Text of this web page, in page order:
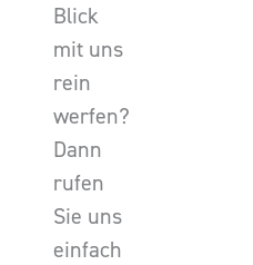
Blick
mit uns
rein
werfen?
Dann
rufen
Sie uns
einfach